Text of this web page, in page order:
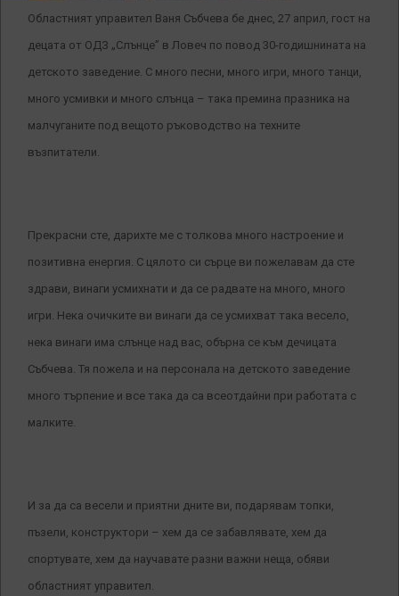
Областният управител Ваня Събчева бе днес, 27 април, гост на
децата от ОДЗ „Слънце” в Ловеч по повод 30-годишнината на
детското заведение. С много песни, много игри, много танци,
много усмивки и много слънца – така премина празника на
малчуганите под вещото ръководство на техните
възпитатели.
Прекрасни сте, дарихте ме с толкова много настроение и
позитивна енергия. С цялото си сърце ви пожелавам да сте
здрави, винаги усмихнати и да се радвате на много, много
игри. Нека очичките ви винаги да се усмихват така весело,
нека винаги има слънце над вас, обърна се към дечицата
Събчева. Тя пожела и на персонала на детското заведение
много търпение и все така да са всеотдайни при работата с
малките.
И за да са весели и приятни дните ви, подарявам топки,
пъзели, конструктори – хем да се забавлявате, хем да
спортувате, хем да научавате разни важни неща, обяви
областният управител.